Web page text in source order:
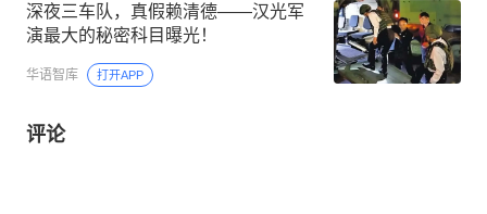
深夜三车队，真假赖清德——汉光军
演最大的秘密科目曝光！
华语智库 打开APP
评论